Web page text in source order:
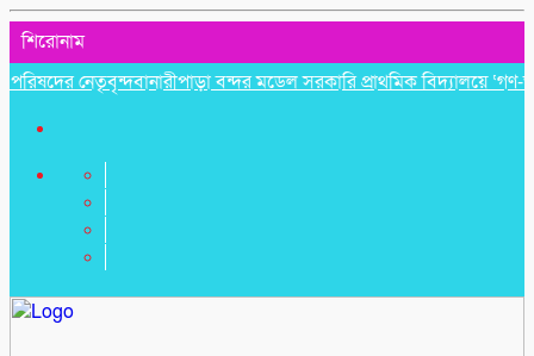
শিরোনাম
নেতৃবৃন্দ​বানারীপাড়া বন্দর মডেল সরকারি প্রাথমিক বিদ্যালয়ে ‘গণ-